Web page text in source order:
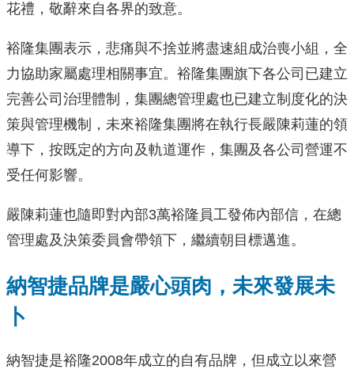
花禮，敬辭來自各界的致意。
裕隆集團表示，悲痛與不捨並將盡速組成治喪小組，全
力協助家屬處理相關事宜。裕隆集團旗下各公司已建立
完善公司治理體制，集團總管理處也已建立制度化的決
策與管理機制，未來裕隆集團將在執行長嚴陳莉蓮的領
導下，按既定的方向及軌道運作，集團及各公司營運不
受任何影響。
嚴陳莉蓮也隨即對內部3萬裕隆員工發佈內部信，在總
管理處及決策委員會帶領下，繼續朝目標邁進。
納智捷品牌是嚴心頭肉，未來發展未
卜
納智捷是裕隆2008年成立的自有品牌，但成立以來營